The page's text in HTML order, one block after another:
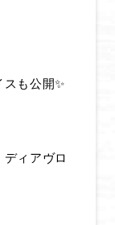
も公開✨
ィアヴロ